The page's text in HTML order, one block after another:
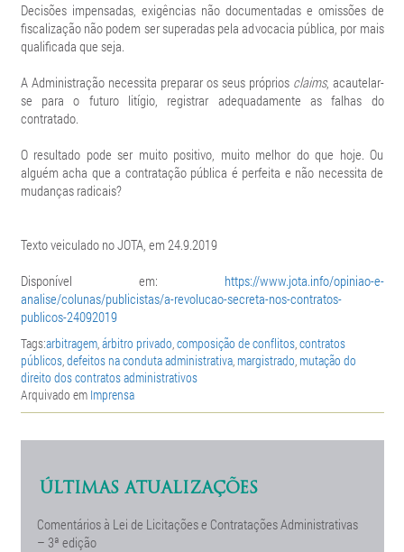
Decisões impensadas, exigências não documentadas e omissões de
fiscalização não podem ser superadas pela advocacia pública, por mais
qualificada que seja.
A Administração necessita preparar os seus próprios claims, acautelar-
se para o futuro litígio, registrar adequadamente as falhas do
contratado.
O resultado pode ser muito positivo, muito melhor do que hoje. Ou
alguém acha que a contratação pública é perfeita e não necessita de
mudanças radicais?
Texto veiculado no JOTA, em 24.9.2019
Disponível em: https://www.jota.info/opiniao-e-
analise/colunas/publicistas/a-revolucao-secreta-nos-contratos-
publicos-24092019
Tags:arbitragem,árbitro privado,composição de conflitos,contratos
públicos,defeitos na conduta administrativa, margistrado, mutação do
direito dos contratos administrativos
Arquivado em Imprensa
ÚLTIMAS ATUALIZAÇÕES
Comentários à Lei de Licitações e Contratações Administrativas
– 3ª edição